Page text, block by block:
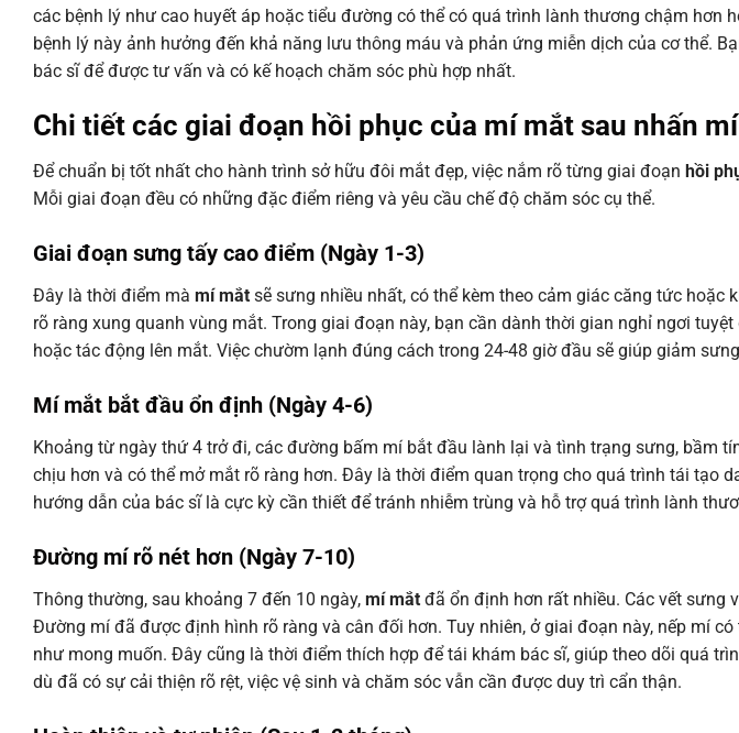
các bệnh lý như cao huyết áp hoặc tiểu đường có thể có quá trình lành thương chậm hơn
bệnh lý này ảnh hưởng đến khả năng lưu thông máu và phản ứng miễn dịch của cơ thể.
bác sĩ để được tư vấn và có kế hoạch chăm sóc phù hợp nhất.
Chi tiết các giai đoạn hồi phục của mí mắt sau nhấn mí
Để chuẩn bị tốt nhất cho hành trình sở hữu đôi mắt đẹp, việc nắm rõ từng giai đoạn hồi
Mỗi giai đoạn đều có những đặc điểm riêng và yêu cầu chế độ chăm sóc cụ thể.
Giai đoạn sưng tấy cao điểm (Ngày 1-3)
Đây là thời điểm mà mí mắt sẽ sưng nhiều nhất, có thể kèm theo cảm giác căng tức hoặc
rõ ràng xung quanh vùng mắt. Trong giai đoạn này, bạn cần dành thời gian nghỉ ngơi
hoặc tác động lên mắt. Việc chườm lạnh đúng cách trong 24-48 giờ đầu sẽ giúp giảm
Mí mắt bắt đầu ổn định (Ngày 4-6)
Khoảng từ ngày thứ 4 trở đi, các đường bấm mí bắt đầu lành lại và tình trạng sưng, bầm
chịu hơn và có thể mở mắt rõ ràng hơn. Đây là thời điểm quan trọng cho quá trình tái tạo
hướng dẫn của bác sĩ là cực kỳ cần thiết để tránh nhiễm trùng và hỗ trợ quá trình lành
Đường mí rõ nét hơn (Ngày 7-10)
Thông thường, sau khoảng 7 đến 10 ngày, mí mắt đã ổn định hơn rất nhiều. Các vết sưng
Đường mí đã được định hình rõ ràng và cân đối hơn. Tuy nhiên, ở giai đoạn này, nếp mí
như mong muốn. Đây cũng là thời điểm thích hợp để tái khám bác sĩ, giúp theo dõi quá
dù đã có sự cải thiện rõ rệt, việc vệ sinh và chăm sóc vẫn cần được duy trì cẩn thận.